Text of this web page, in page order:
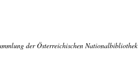
der Österreichischen Nationalbibliothek